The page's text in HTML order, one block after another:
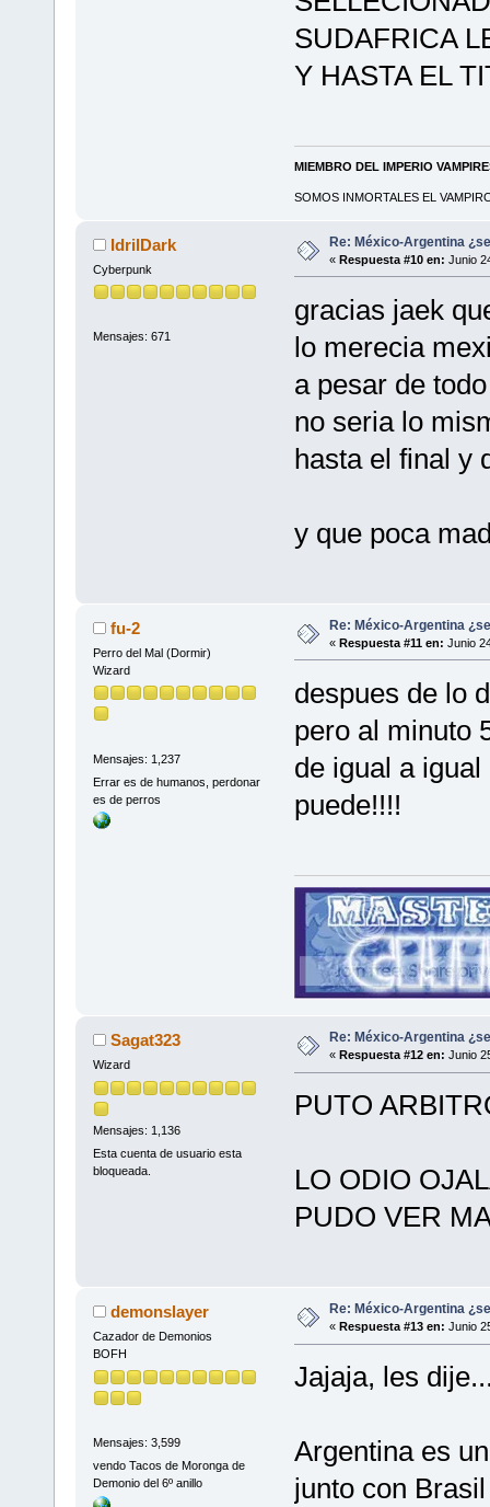
SUDAFRICA
Y HASTA EL
MIEMBRO DEL IMPERIO
SOMOS INMORTALES EL
IdrilDark
Cyberpunk
Mensajes: 671
Re: México-Argentina
« Respuesta #10 en: Junio
gracias jaek
lo merecia
a pesar de
no seria lo
hasta el final y
y que poca
fu-2
Perro del Mal (Dormir)
Wizard
Mensajes: 1,237
Errar es de humanos, perdonar
es de perros
Re: México-Argentina
« Respuesta #11 en: Junio
despues de lo
pero al minuto
de igual a
puede!!!!
Sagat323
Wizard
Mensajes: 1,136
Esta cuenta de usuario esta
bloqueada.
Re: México-Argentina
« Respuesta #12 en: Junio
PUTO
LO ODIO
PUDO VER
demonslayer
Cazador de Demonios
BOFH
Mensajes: 3,599
vendo Tacos de Moronga de
Demonio del 6º anillo
Re: México-Argentina
« Respuesta #13 en: Junio
Jajaja, les
Argentina es
junto con